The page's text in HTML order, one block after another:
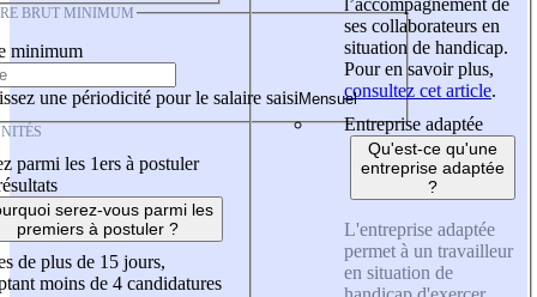
BRUT MINIMUM
minimum
une périodicité pour le salaire saisi
parmi les 1ers à postuler
serez-vous parmi les
premiers à postuler ?
de plus de 15 jours,
moins de 4 candidatures
l’accompagnement de
ses collaborateurs en
situation de handicap.
Pour en savoir plus,
consultez cet article.
Entreprise adaptée
Qu'est-ce qu'une
entreprise adaptée
?
L'entreprise adaptée
permet à un travailleur
en situation de